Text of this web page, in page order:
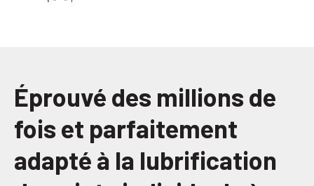
Éprouvé des millions de
fois et parfaitement
adapté à la lubrification